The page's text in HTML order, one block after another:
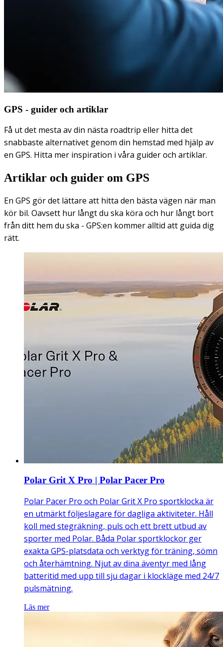
GPS - guider och artiklar
Få ut det mesta av din nästa roadtrip eller hitta det
snabbaste alternativet genom din hemstad med hjälp av
en GPS. Hitta mer inspiration i våra guider och artiklar.
Artiklar och guider om GPS
En GPS gör det lättare att hitta den bästa vägen när man
kör bil. Oavsett hur långt du ska köra och hur långt bort
från ditt hem du ska - GPS:en kommer alltid att guida dig
rätt.
Polar Grit X Pro | Polar Pacer Pro
Polar Pacer Pro och Polar Grit X Pro sportklocka är
en utmärkt följeslagare för dagliga aktiviteter. Håll
koll med stegräkning, puls och ett brett utbud av
sporter med Polar. Båda Polar sportklockor ger
exakta GPS-platsdata och verktyg för träning, sömn
och återhämtning. Njut av dina äventyr med lång
batteritid med upp till sju dagar i klockläge med 24/7
pulsmätning.
Läs mer